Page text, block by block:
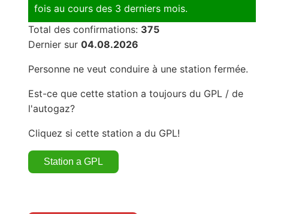
fois au cours des 3 derniers mois.
Total des confirmations: 375
Dernier sur 04.08.2026
Personne ne veut conduire à une station fermée.
Est-ce que cette station a toujours du GPL / de
l'autogaz?
Cliquez si cette station a du GPL!